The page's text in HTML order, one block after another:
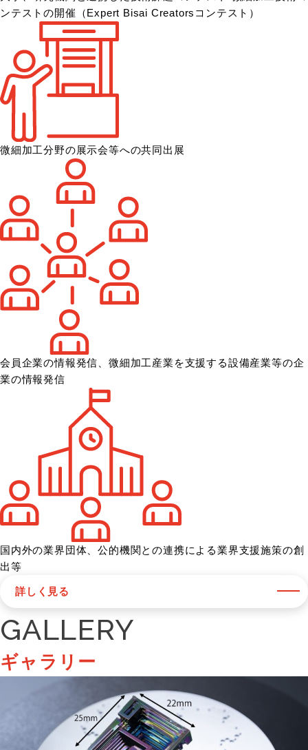
ンテストの開催 （Expert Bisai Creatorsコンテスト）
微細加工分野の展示会等への共同出展
会員企業の情報発信、微細加工産業を支援する設備産業等の企
業の情報発信
国内外の業界団体、公的機関との連携による業界支援施策の創
出等
詳しく見る
GALLERY
ギャラリー